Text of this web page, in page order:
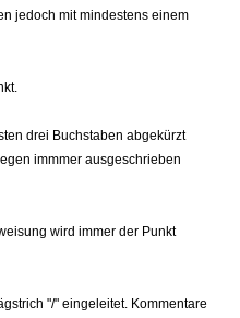
jedoch mit mindestens einem
drei Buchstaben abgekürzt
immmer ausgeschrieben
wird immer der Punkt
"/" eingeleitet. Kommentare